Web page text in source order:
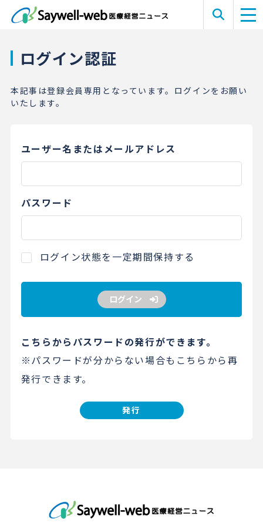
ログイン認証
本記事は登録会員専用となっています。ログインをお願い
いたします。
ユーザー名またはメールアドレス
パスワード
ログイン状態を一定期間保持する
ログイン
こちらからパスワードの発行ができます。
※パスワードが分からない場合もこちらから再
発行できます。
発行